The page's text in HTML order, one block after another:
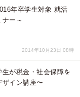
年卒学生対象 就活
ー～
2014年10月23日 08時
が税金・社会保障を
イン講座〜